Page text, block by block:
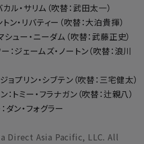
ル・サリム（吹替：武田太一）
ン・リバティー（吹替：大泊貴揮）
シュー・ニーダム（吹替：武藤正史）
：ジェームズ・ノートン（吹替：浪川
ョプリン・シブテン（吹替：三宅健太）
トミー・フラナガン（吹替：辻親八）
ダン・フォグラー
Direct Asia Pacific, LLC. All